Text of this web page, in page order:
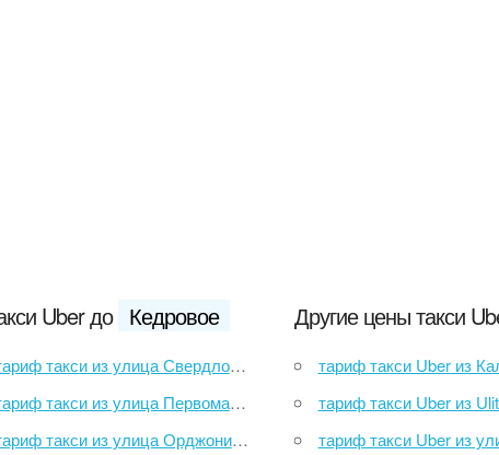
Uber до Кедровое
такси из улица Свердлова, 1Г в Кедровое
такси из улица Первомайская, 109 в Кедровое
такси из улица Орджоникидзе в Кедровое
Другие цены такси
тариф такси Uber из Калтай база
тариф такси Uber из Ulitsa
тариф такси Uber из улица